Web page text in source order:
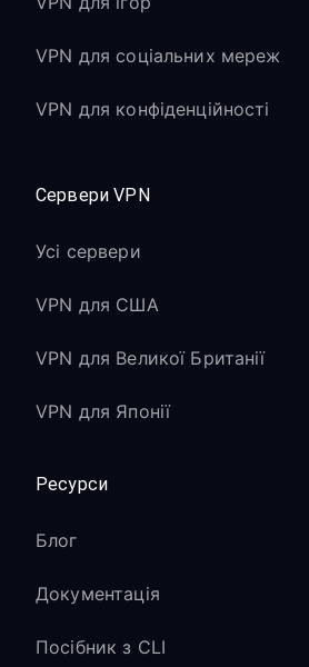
VPN для соціальних мереж
VPN для конфіденційності
Сервери VPN
Усі сервери
VPN для США
VPN для Великої Британії
VPN для Японії
Ресурси
Блог
Документація
Посібник з CLI